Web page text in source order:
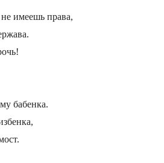
имеешь права,
бабенка.